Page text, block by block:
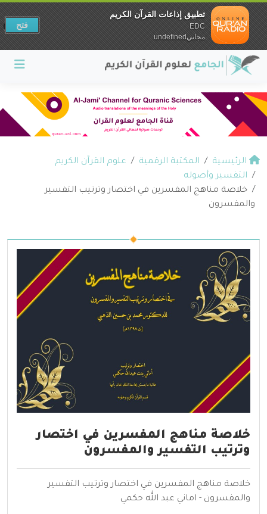
الرئيسية المكتبة الرقمية
علوم القرآن الكريم
التفسير وأصوله
خلاصة مناهج المفسرين في اختصار وترتيب التفسير
والمفسرون
خلاصة مناهج المفسرين في اختصار
وترتيب التفسير والمفسرون
خلاصة مناهج المفسرين في اختصار وترتيب التفسير
والمفسرون - اماني عبد الله حكمي
تطبيق إذاعات القرآن الكريم
EDC
مجانيundefined
فتح